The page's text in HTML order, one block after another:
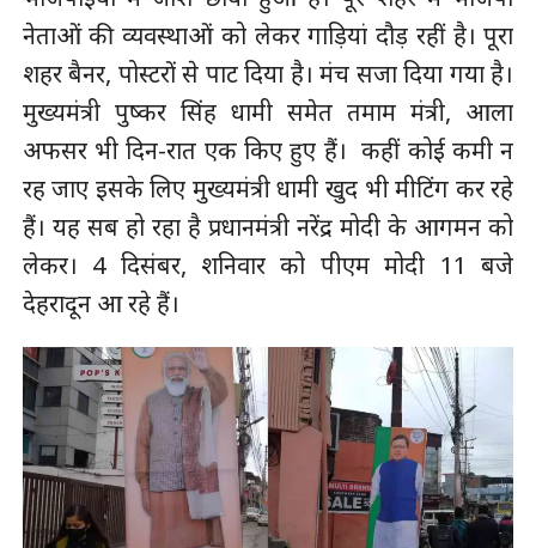
नेताओं की व्यवस्थाओं को लेकर गाड़ियां दौड़ रहीं है। ‌पूरा
शहर बैनर, पोस्टरों से पाट दिया है। मंच सजा दिया गया है।
मुख्यमंत्री पुष्कर सिंह धामी समेत तमाम मंत्री, आला
अफसर भी दिन-रात एक किए हुए हैं। ‌ कहीं कोई कमी न
रह जाए इसके लिए मुख्यमंत्री धामी खुद भी मीटिंग कर रहे
हैं। यह सब हो रहा है प्रधानमंत्री नरेंद्र मोदी के आगमन को
लेकर। 4 दिसंबर, शनिवार को पीएम मोदी 11 बजे
देहरादून आ रहे हैं।